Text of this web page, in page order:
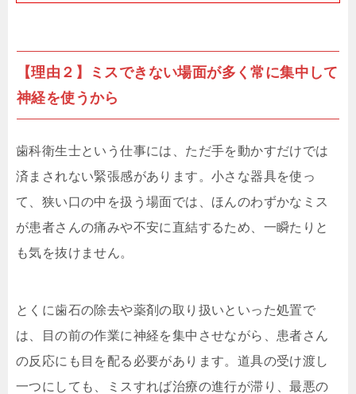
【理由２】ミスできない場面が多く常に集中して
神経を使うから
歯科衛生士という仕事には、ただ手を動かすだけでは
済まされない緊張感があります。小さな器具を使っ
て、狭い口の中を扱う場面では、ほんのわずかなミス
が患者さんの痛みや不安に直結するため、一瞬たりと
も気を抜けません。
とくに歯石の除去や薬剤の取り扱いといった処置で
は、目の前の作業に神経を集中させながら、患者さん
の反応にも目を配る必要があります。道具の受け渡し
一つにしても、ミスすれば治療の進行が滞り、最悪の